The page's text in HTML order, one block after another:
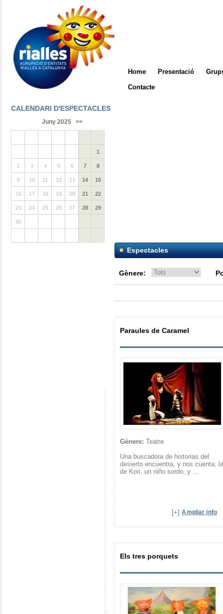
Home Presentació
Contacte
CALENDARI D'ESPECTACLES
Juny 2025 >>
1
2 3 4 5 6 7 8
9 10 11 12 13 14 15
16 17 18 19 20 21 22
23 24 25 26 27 28 29
30
Espectacles
Gènere:
Paraules de Caramel
Gènere: Teatre
Una buscadora de historias del
desierto encuentra, y nos cuenta, la
de Kori, un niño sordo, y ...
[+]Ampliar info
Els tres porquets